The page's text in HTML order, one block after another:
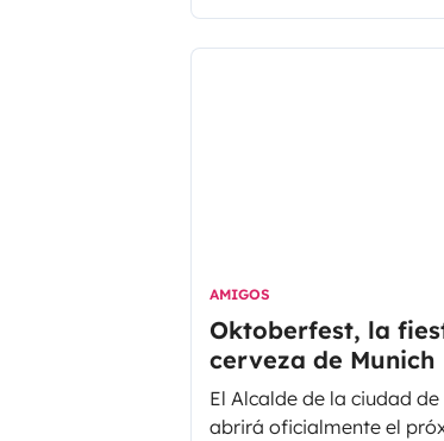
libre... ¡y las quedadas y
son eventos furgoneteros
AMIGOS
Oktoberfest, la
cerveza de Munich
El Alcalde de la ciudad de
abrirá oficialmente el